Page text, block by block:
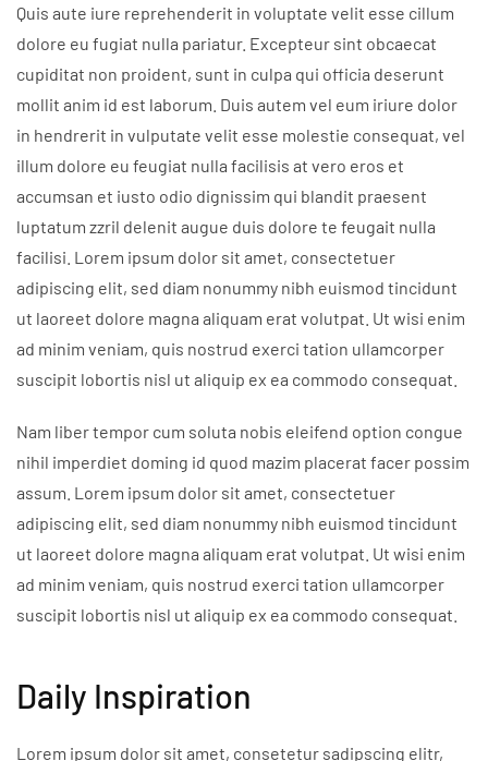
Quis aute iure reprehenderit in voluptate velit esse cillum
dolore eu fugiat nulla pariatur. Excepteur sint obcaecat
cupiditat non proident, sunt in culpa qui officia deserunt
mollit anim id est laborum. Duis autem vel eum iriure dolor
in hendrerit in vulputate velit esse molestie consequat, vel
illum dolore eu feugiat nulla facilisis at vero eros et
accumsan et iusto odio dignissim qui blandit praesent
luptatum zzril delenit augue duis dolore te feugait nulla
facilisi. Lorem ipsum dolor sit amet, consectetuer
adipiscing elit, sed diam nonummy nibh euismod tincidunt
ut laoreet dolore magna aliquam erat volutpat. Ut wisi enim
ad minim veniam, quis nostrud exerci tation ullamcorper
suscipit lobortis nisl ut aliquip ex ea commodo consequat.
Nam liber tempor cum soluta nobis eleifend option congue
nihil imperdiet doming id quod mazim placerat facer possim
assum. Lorem ipsum dolor sit amet, consectetuer
adipiscing elit, sed diam nonummy nibh euismod tincidunt
ut laoreet dolore magna aliquam erat volutpat. Ut wisi enim
ad minim veniam, quis nostrud exerci tation ullamcorper
suscipit lobortis nisl ut aliquip ex ea commodo consequat.
Daily Inspiration
Lorem ipsum dolor sit amet, consetetur sadipscing elitr,